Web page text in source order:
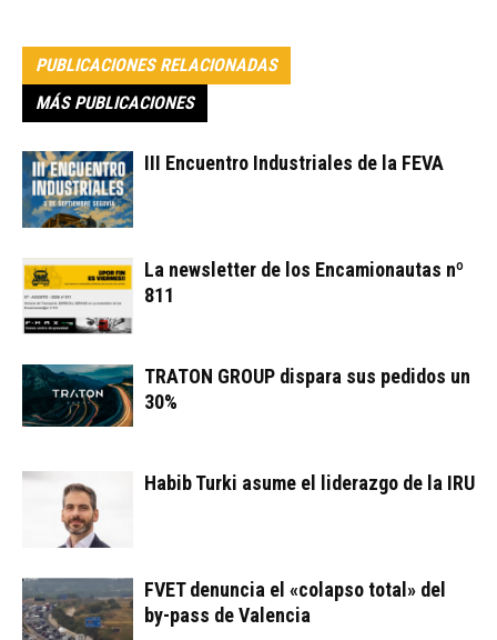
PUBLICACIONES RELACIONADAS
MÁS PUBLICACIONES
III Encuentro Industriales de la FEVA
La newsletter de los Encamionautas nº
811
TRATON GROUP dispara sus pedidos un
30%
Habib Turki asume el liderazgo de la IRU
FVET denuncia el «colapso total» del
by-pass de Valencia